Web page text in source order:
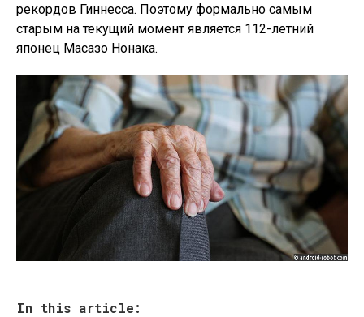
рекордов Гиннесса. Поэтому формально самым
старым на текущий момент является 112-летний
японец Масазо Нонака.
In this article: